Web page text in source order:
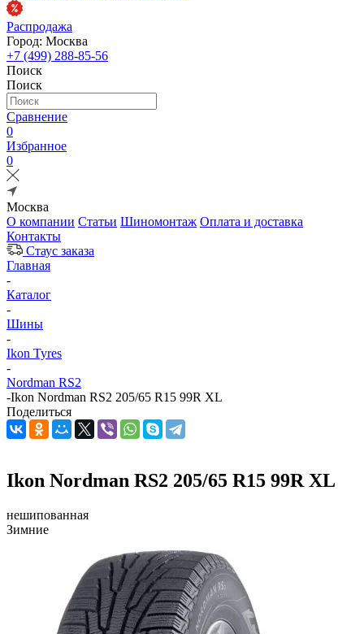
Распродажа
Город: Москва
+7 (499) 288-85-56
Поиск
Поиск
Сравнение
0
Избранное
0
Москва
О компании Статьи Шиномонтаж Оплата и доставка
Контакты
Стаус заказа
Главная
-
Каталог
-
Шины
-
Ikon Tyres
-
Nordman RS2
-Ikon Nordman RS2 205/65 R15 99R XL
Поделиться
Ikon Nordman RS2 205/65 R15 99R XL
нешипованная
Зимние